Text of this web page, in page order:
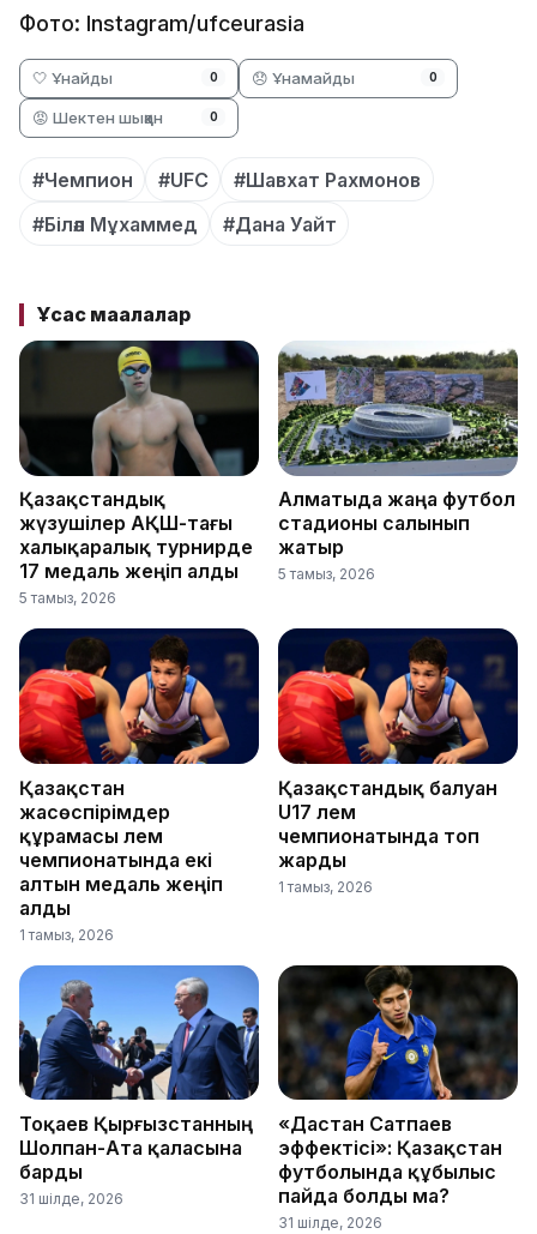
Фото: Instagram/ufceurasia
🤍 Ұнайды 0 😞 Ұнамайды 0
😡 Шектен шыққан 0
#Чемпион #UFC
#Шавхат Рахмонов
#Біләл Мұхаммед
#Дана Уайт
Ұқсас мақалалар
Қазақстандық
жүзушілер АҚШ-тағы
халықаралық турнирде
17 медаль жеңіп алды
5 тамыз, 2026
Алматыда жаңа футбол
стадионы салынып
жатыр
5 тамыз, 2026
Қазақстан
жасөспірімдер
құрамасы әлем
чемпионатында екі
алтын медаль жеңіп
алды
1 тамыз, 2026
Қазақстандық балуан
U17 әлем
чемпионатында топ
жарды
1 тамыз, 2026
Тоқаев Қырғызстанның
Шолпан-Ата қаласына
барды
31 шілде, 2026
«Дастан Сатпаев
эффектісі»: Қазақстан
футболында құбылыс
пайда болды ма?
31 шілде, 2026